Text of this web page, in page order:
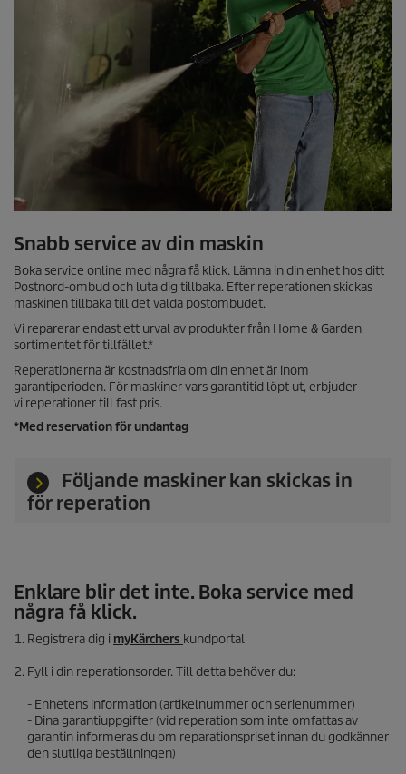
Snabb service av din maskin
Boka service online med några få klick. Lämna in din enhet hos ditt
Postnord-ombud och luta dig tillbaka. Efter reperationen skickas
maskinen tillbaka till det valda postombudet.
Vi reparerar endast ett urval av produkter från Home & Garden
sortimentet för tillfället.*
Reperationerna är kostnadsfria om din enhet är inom
garantiperioden. För maskiner vars garantitid löpt ut, erbjuder
vi reperationer till fast pris.
*Med reservation för undantag
Följande maskiner kan skickas in
för reperation
Enklare blir det inte. Boka service med
några få klick.
Registrera dig i myKärchers kundportal
Fyll i din reperationsorder. Till detta behöver du:
- Enhetens information (artikelnummer och serienummer)
- Dina garantiuppgifter (vid reperation som inte omfattas av
garantin informeras du om reparationspriset innan du godkänner
den slutliga beställningen)